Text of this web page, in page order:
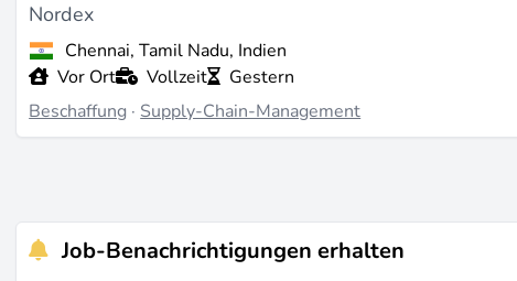
Nordex
Chennai, Tamil Nadu, Indien
Vor Ort
Vollzeit
Gestern
Beschaffung ·Supply-Chain-Management
Job-Benachrichtigungen erhalten